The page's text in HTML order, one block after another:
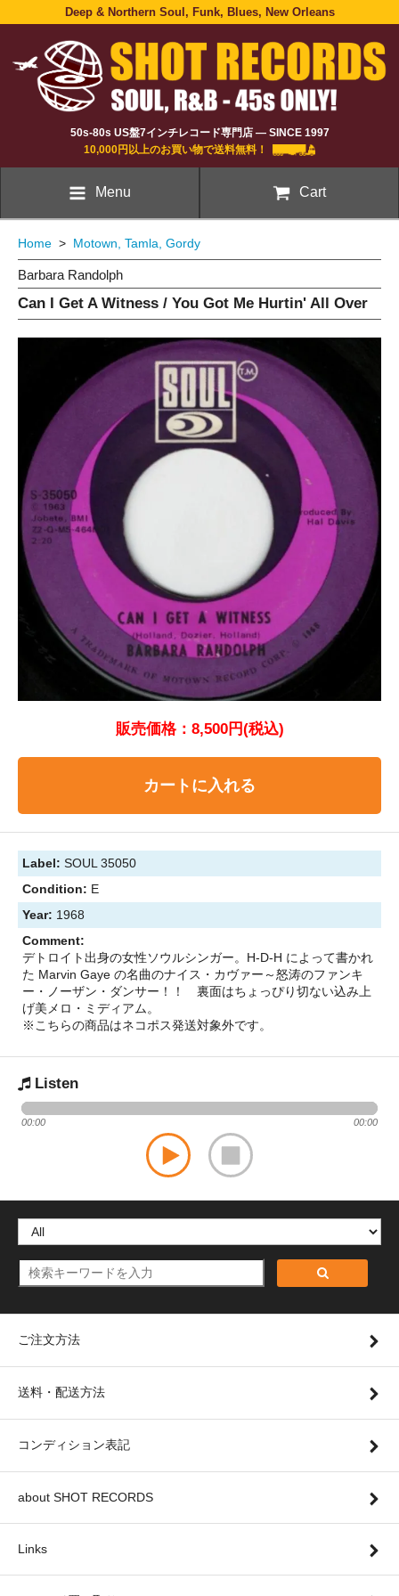
Deep & Northern Soul, Funk, Blues, New Orleans
50s-80s US盤7インチレコード専門店 — SINCE 1997
10,000円以上のお買い物で送料無料！
Menu Cart
Home > Motown, Tamla, Gordy
Barbara Randolph
Can I Get A Witness / You Got Me Hurtin' All Over
販売価格：8,500円(税込)
カートに入れる
Label: SOUL 35050
Condition: E
Year: 1968
Comment:
デトロイト出身の女性ソウルシンガー。H-D-H によって書かれ
た Marvin Gaye の名曲のナイス・カヴァー～怒涛のファンキ
ー・ノーザン・ダンサー！！ 裏面はちょっぴり切ない込み上
げ美メロ・ミディアム。
※こちらの商品はネコポス発送対象外です。
Listen
00:00 00:00
ご注文方法
送料・配送方法
コンディション表記
about SHOT RECORDS
Links